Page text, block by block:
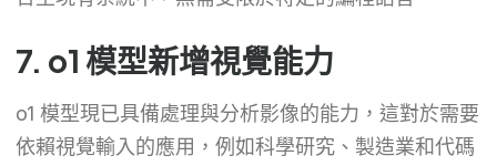
7. o1 模型新增視覺能力
o1 模型現已具備處理與分析影像的能力，這對於需要
依賴視覺輸入的應用，例如科學研究、製造業和代碼